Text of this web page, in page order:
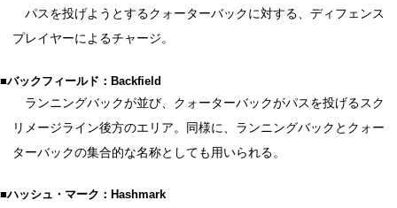
パスを投げようとするクォーターバックに対する、ディフェンス
プレイヤーによるチャージ。
■バックフィールド：Backfield
ランニングバックが並び、クォーターバックがパスを投げるスク
リメージライン後方のエリア。同様に、ランニングバックとクォー
ターバックの集合的な名称としても用いられる。
■ハッシュ・マーク：Hashmark